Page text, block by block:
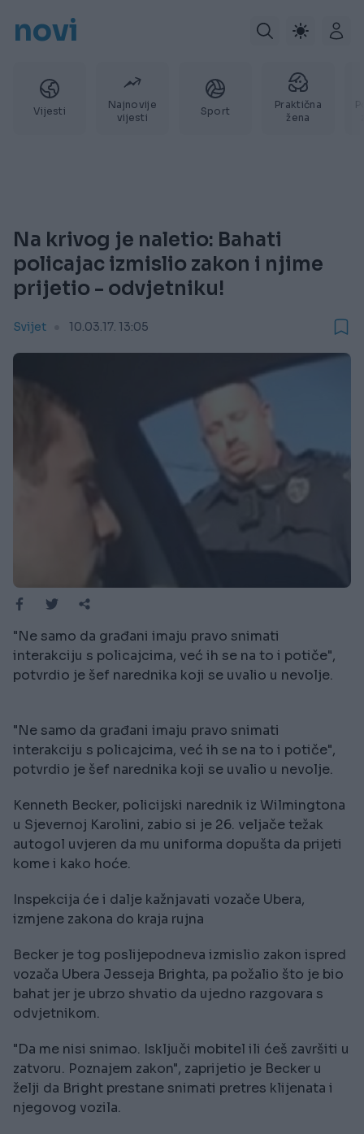
novi
Vijesti
Najnovije
vijesti
Sport
Praktična
žena
Na krivog je naletio: Bahati
policajac izmislio zakon i njime
prijetio - odvjetniku!
Svijet 10.03.17. 13:05
"Ne samo da građani imaju pravo snimati
interakciju s policajcima, već ih se na to i potiče",
potvrdio je šef narednika koji se uvalio u nevolje.
"Ne samo da građani imaju pravo snimati
interakciju s policajcima, već ih se na to i potiče",
potvrdio je šef narednika koji se uvalio u nevolje.
Kenneth Becker, policijski narednik iz Wilmingtona
u Sjevernoj Karolini, zabio si je 26. veljače težak
autogol uvjeren da mu uniforma dopušta da prijeti
kome i kako hoće.
Inspekcija će i dalje kažnjavati vozače Ubera,
izmjene zakona do kraja rujna
Becker je tog poslijepodneva izmislio zakon ispred
vozača Ubera Jesseja Brighta, pa požalio što je bio
bahat jer je ubrzo shvatio da ujedno razgovara s
odvjetnikom.
"Da me nisi snimao. Isključi mobitel ili ćeš završiti u
zatvoru. Poznajem zakon", zaprijetio je Becker u
želji da Bright prestane snimati pretres klijenata i
njegovog vozila.